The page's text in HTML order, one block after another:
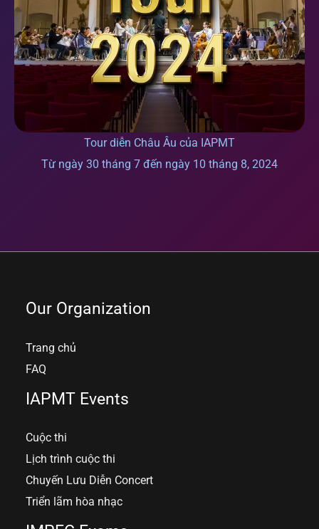
Tour diễn Châu Âu của IAPMT
Từ ngày 30 tháng 7 đến ngày 10 tháng 8, 2024
Our Organization
Trang chủ
FAQ
IAPMT Events
Cuộc thi
Lịch trình cuộc thi
Chuyến Lưu Diễn Concert
Triển lãm hòa nhạc